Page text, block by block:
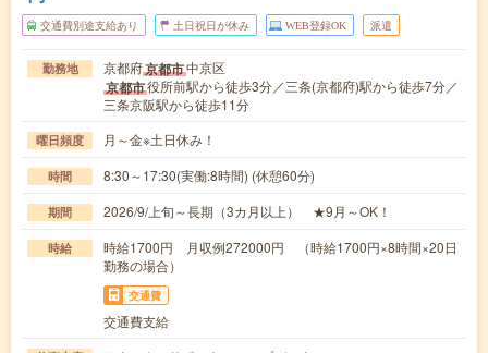
交通費別途支給あり 土日祝日が休み WEB登録OK 派遣
勤務地 京都府京都市中京区
京都市役所前駅から徒歩3分／三条(京都府)駅から徒歩7分／
三条京阪駅から徒歩11分
曜日頻度 月～金※土日休み！
時間 8:30～17:30(実働:8時間) (休憩60分)
期間 2026/9/上旬～長期（3カ月以上） ★9月～OK！
時給
時給1700円 月収例272000円 （時給1700円×8時間×20日
勤務の場合）
交通費
交通費支給